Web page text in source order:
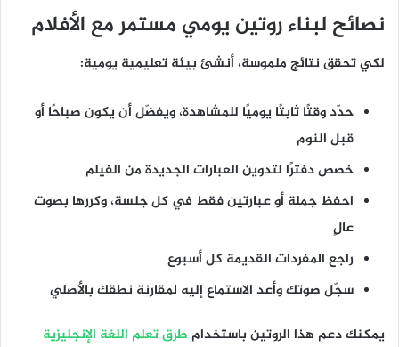
نصائح لبناء روتين يومي مستمر مع الأفلام
لكي تحقق نتائج ملموسة، أنشئ بيئة تعليمية يومية:
حدّد وقتًا ثابتًا يوميًا للمشاهدة، ويفضّل أن يكون صباحًا أو
قبل النوم
خصص دفترًا لتدوين العبارات الجديدة من الفيلم
احفظ جملة أو عبارتين فقط في كل جلسة، وكررها بصوت
عالٍ
راجع المفردات القديمة كل أسبوع
سجّل صوتك وأعد الاستماع إليه لمقارنة نطقك بالأصلي
يمكنك دعم هذا الروتين باستخدام طرق تعلم اللغة الإنجليزية